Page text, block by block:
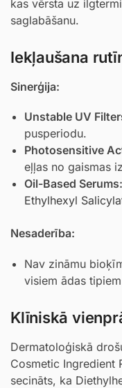
kas vērsta uz
saglabāšanu.
Iekļaušana
Sinerģija:
Unstable UV
pusperiodu.
Photosensitive
eļļas no gaismas
Oil-Based Serums:
Ethylhexyl
Nesaderība:
Nav zināmu
visiem ādas
Klīniskā
Dermatoloģiskā
Cosmetic Ingredient
secināts, ka